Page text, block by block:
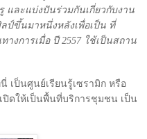
และแบ่งปันร่วมกันเกี่ยวกับงาน
ป์ขึ้นมาหนึ่งหลังเพื่อเป็น ที่
างการเมื่อ ปี2557 ใช้เป็นสถาน
เป็นศูนย์เรียนรู้เซรามิก หรือ
ปิดให้เป็นพื้นที่บริการชุมชน เป็น